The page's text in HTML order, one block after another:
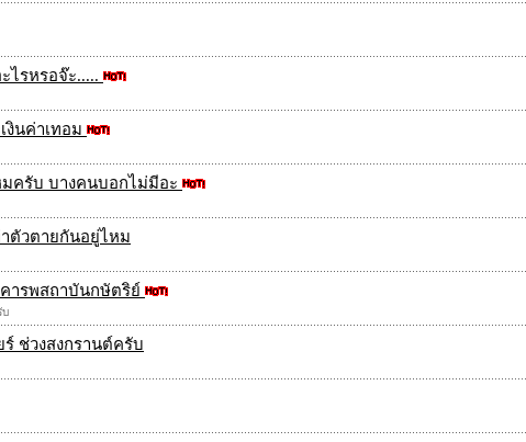
ไรหรอจ๊ะ.....
งินค่าเทอม
ครับ บางคนบอกไม่มีอะ
ตัวตายกันอยู่ไหม
ารพสถาบันกษัตริย์
บ
ร์ ช่วงสงกรานต์ครับ